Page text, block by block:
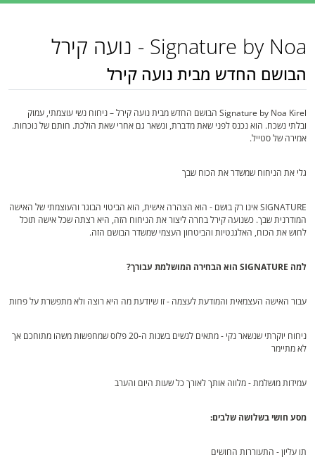
Signature by Noa - נועה קירל
הבושם החדש מבית נועה קירל
Signature by Noa Kirel הבושם החדש מבית נועה קירל – ניחוח נשי עוצמתי, עמוק
ובלתי נשכח. הוא נכנס לפני שאת מדברת, ונשאר גם אחרי שאת הולכת. חותם של נוכחות.
אמירה של סטייל.
גלי את הניחוח שמשדר את הכוח שבך
SIGNATURE אינו רק בושם - הוא הצהרה אישית, הוא הביטוי הבוגר והעוצמתי של האישה
המודרנית שבך. כשנועה קירל בחרה ליצור את הניחוח הזה, היא רצתה שכל אישה תוכל
לחוש את הכוח, האלגנטיות והביטחון העצמי שמשדר הבושם הזה.
למה SIGNATURE הוא הבחירה המושלמת עבורך?
עבור האישה העצמאית והמודעת לעצמה - זו שיודעת מה היא רוצה ולא מתפשרת על פחות
ניחוח יוקרתי שנשאר נקי - מתאים לנשים בשנות ה-20 פלוס שמחפשות משהו מתוחכם אך
לא מתיימר
עמידות מושלמת - מלווה אותך לאורך כל שעות היום והערב
מסע חושי בשלושה שלבים:
תו עליון - התעוררות החושים